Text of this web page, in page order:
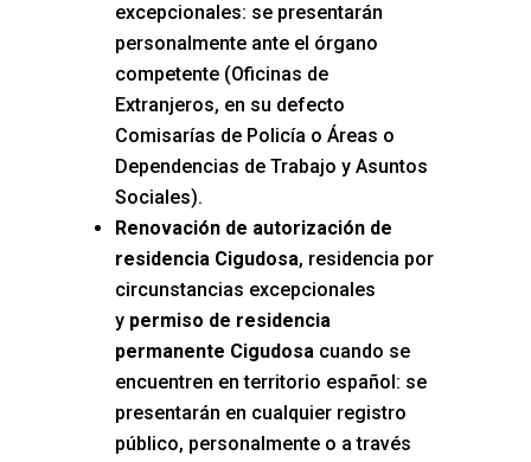
excepcionales: se presentarán
personalmente ante el órgano
competente (Oficinas de
Extranjeros, en su defecto
Comisarías de Policía o Áreas o
Dependencias de Trabajo y Asuntos
Sociales).
Renovación de autorización de
residencia Cigudosa, residencia por
circunstancias excepcionales
y permiso de residencia
permanente Cigudosacuando se
encuentren en territorio español: se
presentarán en cualquier registro
público, personalmente o a través